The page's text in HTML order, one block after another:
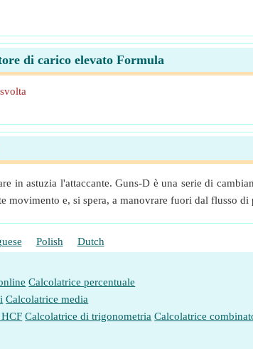
di carico elevato Formula
in astuzia l'attaccante. Guns-D è una serie di
movimento e, si spera, a manovrare fuori dal flusso
Polish Dutch
Calcolatrice percentuale
Calcolatrice media
Calcolatrice di trigonometria Calcolatrice